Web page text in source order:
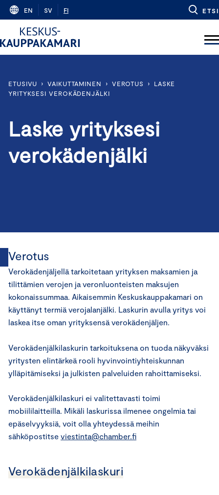
Skip
content
EN SV FI ETSI
ETUSIVU › VAIKUTTAMINEN › VEROTUS ›
LASKE
YRITYKSESI VEROKÄDENJÄLKI
Laske yrityksesi
verokädenjälki
Verotus
Verokädenjäljellä tarkoitetaan yrityksen maksamien ja
tilittämien verojen ja veronluonteisten maksujen
kokonaissummaa. Aikaisemmin Keskuskauppakamari on
käyttänyt termiä verojalanjälki. Laskurin avulla yritys voi
laskea itse oman yrityksensä verokädenjäljen.
Verokädenjälkilaskurin tarkoituksena on tuoda näkyväksi
yritysten elintärkeä rooli hyvinvointiyhteiskunnan
ylläpitämiseksi ja julkisten palveluiden rahoittamiseksi.
Verokädenjälkilaskuri ei valitettavasti toimi
mobiililaitteilla. Mikäli laskurissa ilmenee ongelmia tai
epäselvyyksiä, voit olla yhteydessä meihin
sähköpostitse viestinta@chamber.fi
Verokädenjälkilaskuri